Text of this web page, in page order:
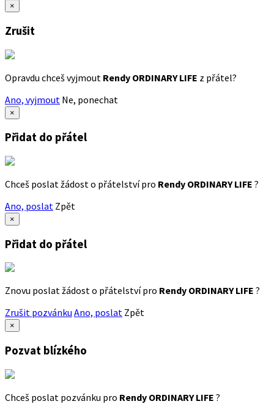
×
Zrušit
Opravdu chceš vyjmout Rendy ORDINARY LIFE z přátel?
Ano, vyjmout Ne, ponechat
×
Přidat do přátel
Chceš poslat žádost o přátelství pro Rendy ORDINARY LIFE ?
Ano, poslat Zpět
×
Přidat do přátel
Znovu poslat žádost o přátelství pro Rendy ORDINARY LIFE ?
Zrušit pozvánku Ano, poslat Zpět
×
Pozvat blízkého
Chceš poslat pozvánku pro Rendy ORDINARY LIFE ?